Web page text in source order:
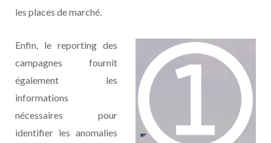
les places de marché.
Enfin, le reporting des
campagnes fournit
également les
informations
nécessaires pour
identifier les anomalies